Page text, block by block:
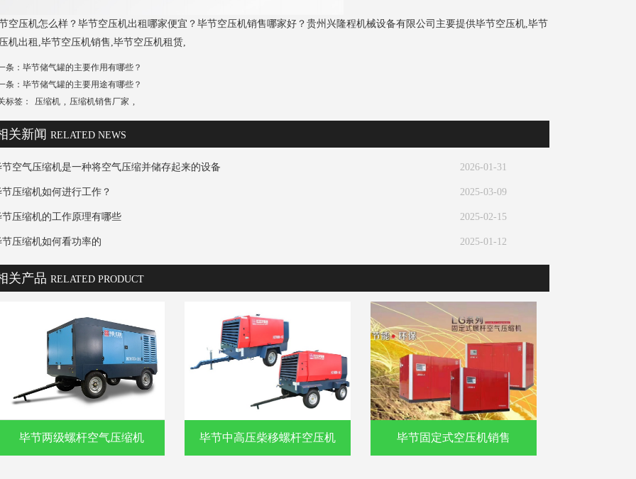
空压机怎么样？毕节空压机出租哪家便宜？毕节空压机销售哪家好？贵州兴隆程机械设备有限公司主要提供毕节空压机,毕节
机出租,毕节空压机销售,毕节空压机租赁,
条： 毕节储气罐的主要作用有哪些？
条： 毕节储气罐的主要用途有哪些？
标签：
压缩机 , 压缩机销售厂家 ,
关新闻 RELATED NEWS
节空气压缩机是一种将空气压缩并储存起来的设备 2026-01-31
节压缩机如何进行工作？ 2025-03-09
节压缩机的工作原理有哪些 2025-02-15
节压缩机如何看功率的 2025-01-12
关产品 RELATED PRODUCT
毕节两级螺杆空气压缩机 毕节中高压柴移螺杆空压机 毕节固定式空压机销售